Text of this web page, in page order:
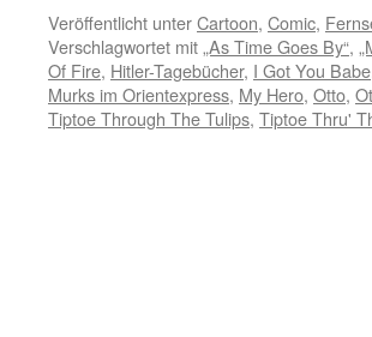
Veröffentlicht unterCartoon, Comic,
Verschlagwortet mit „As Time Goes By“,
Of Fire, Hitler-Tagebücher, I Got You Babe
Murks im Orientexpress, My Hero, Otto,
Tiptoe Through The Tulips, Tiptoe Thru'